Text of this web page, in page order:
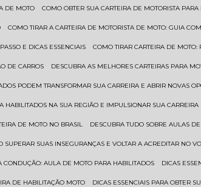
DE MOTO COMO OBTER SUA CARTEIRA DE MOTORISTA
COMO TIRAR A CARTEIRA DE MOTORISTA DE MOTO: GUIA
E DICAS ESSENCIAIS COMO TIRAR CARTEIRA DE
DE CARROS DESCUBRA AS MELHORES CARTEIRAS PARA
PODEM TRANSFORMAR SUA CARREIRA E ABRIR NOVAS
HABILITADOS NA SUA REGIÃO E IMPULSIONAR SUA CARREIRA
DE MOTO NO BRASIL DESCUBRA TUDO SOBRE AULAS
SUPERAR SUAS INSEGURANÇAS E VOLTAR A ACREDITAR NO
CONDUÇÃO: AULA DE MOTO PARA HABILITADOS DICAS
DE HABILITAÇÃO MOTO DICAS ESSENCIAIS PARA OBTER